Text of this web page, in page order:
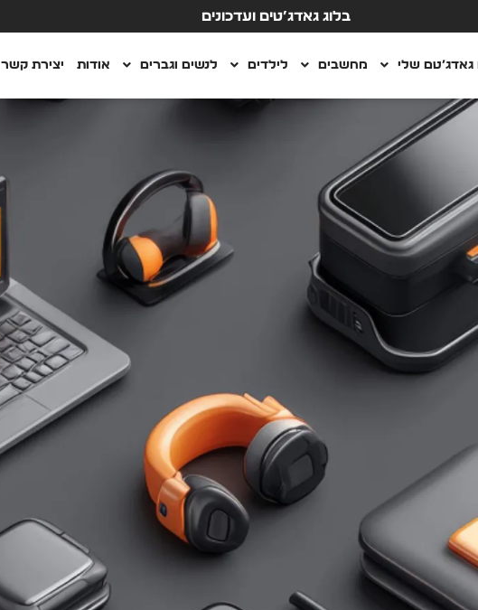
בלוג גאדג’טים ועדכונים
גאדג’טם שלי מחשבים לילדים לנשים וגברים אודות יצירת קשר